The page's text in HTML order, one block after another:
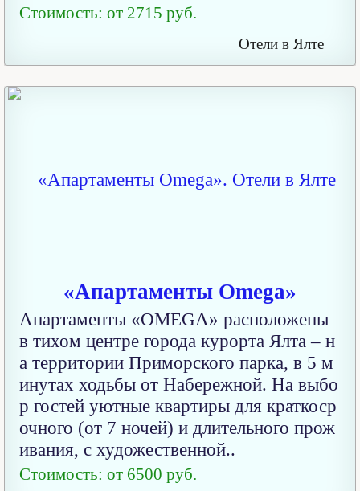
Стоимость: от 2715 руб.
Отели в Ялте
«Апартаменты Omega»
Апартаменты «OMEGA» расположены
в тихом центре города курорта Ялта – н
а территории Приморского парка, в 5 м
инутах ходьбы от Набережной. На выбо
р гостей уютные квартиры для краткоср
очного (от 7 ночей) и длительного прож
ивания, с художественной..
Стоимость: от 6500 руб.